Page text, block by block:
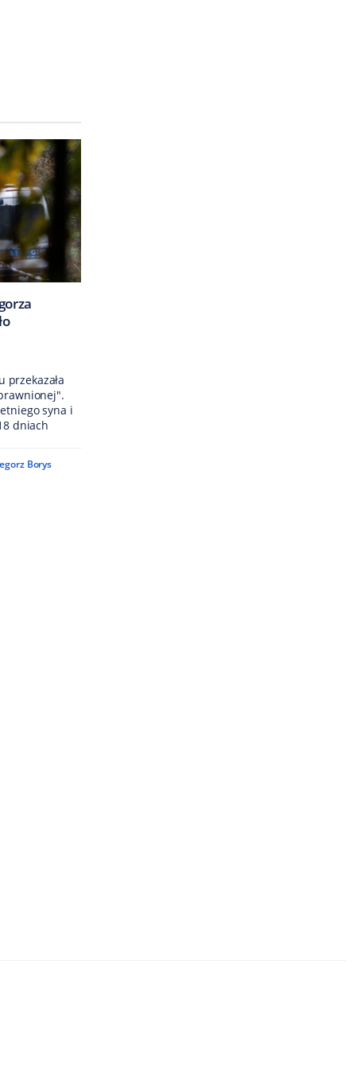
przekazała
syna i
dniach
Borys